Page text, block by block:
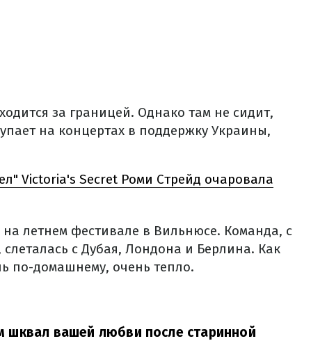
за границей. Однако там не сидит,
на концертах в поддержку Украины,
Victoria's Secret Роми Стрейд очаровала
летнем фестивале в Вильнюсе. Команда, с
с Дубая, Лондона и Берлина. Как
по-домашнему, очень тепло.
шквал вашей любви после старинной